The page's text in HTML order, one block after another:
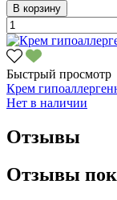
В корзину
Быстрый просмотр
Крем
Нет в наличии
Отзывы
Отзывы